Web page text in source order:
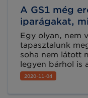
támpontot
november 25-én
tervezze meg
előbb!
A GS1 még
iparágakat,
Egy olyan, nem
tapasztalunk
soha nem látott
legyen bárhol is
mindennapi és
bonyolultabbá
2020-11-04